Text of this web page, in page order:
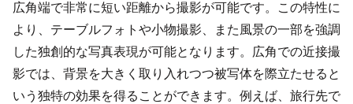
広角端で非常に短い距離から撮影が可能です。この特性に
より、テーブルフォトや小物撮影、また風景の一部を強調
した独創的な写真表現が可能となります。広角での近接撮
影では、背景を大きく取り入れつつ被写体を際立たせると
いう独特の効果を得ることができます。例えば、旅行先で